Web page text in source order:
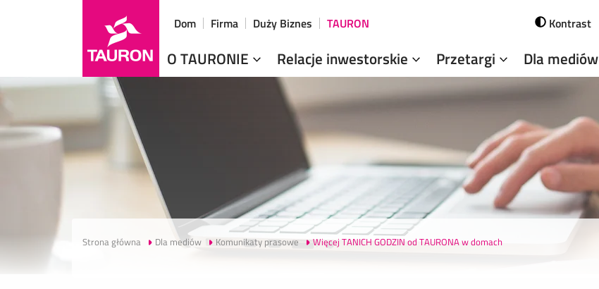
Dom Firma Duży Biznes
TAURON
O TAURONIE Relacje inwestorskie Przetargi Dla mediów
Kontrast
Strona główna Dla mediów Komunikaty prasowe Więcej TANICH GODZIN od TAURONA w domach